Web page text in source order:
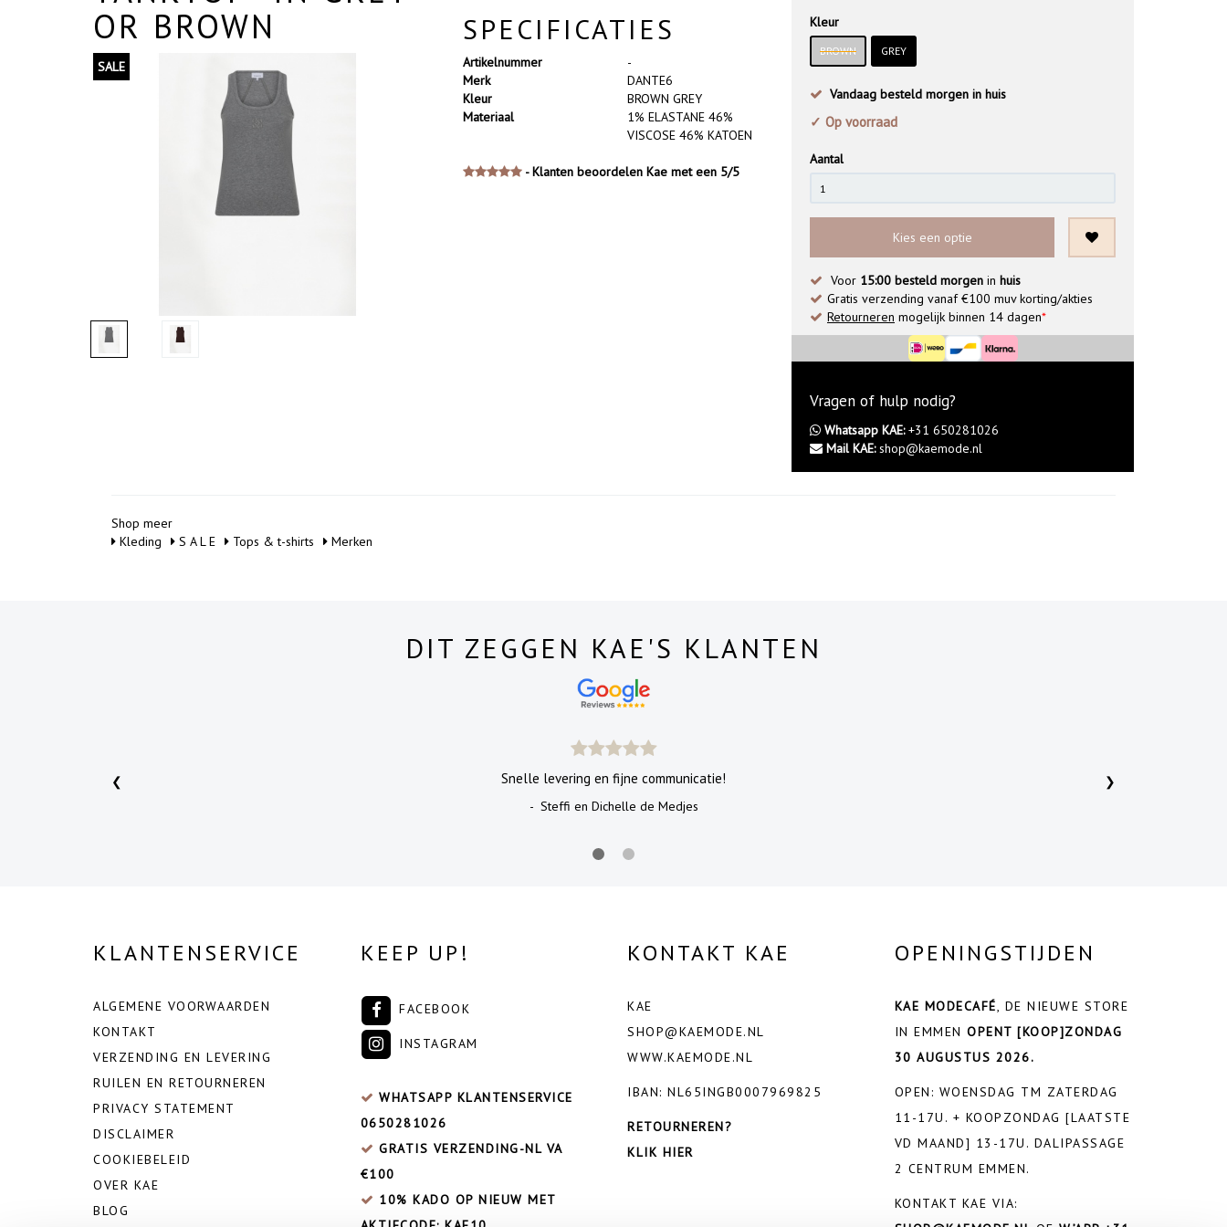
OR BROWN
SALE
SPECIFICATIES
Artikelnummer
-
Merk
DANTE6
Kleur
BROWN GREY
Materiaal
1% ELASTANE 46%
VISCOSE 46% KATOEN
- Klanten beoordelen Kae met een 5/5
Kleur
BROWN GREY
Vandaag besteld morgen in huis
✓ Op voorraad
Aantal
Kies een optie
Voor 15:00 besteld morgen in huis
Gratis verzending vanaf €100 muv korting/akties
Retourneren mogelijk binnen 14 dagen*
Vragen of hulp nodig?
Whatsapp KAE:+31 650281026
Mail KAE:shop@kaemode.nl
Shop meer
Kleding
S A L E Tops & t-shirts Merken
DIT ZEGGEN KAE'S KLANTEN
Snelle levering en fijne communicatie!
- Steffi en Dichelle de Medjes
❮ ❯
KLANTENSERVICE
ALGEMENE VOORWAARDEN
KONTAKT
VERZENDING EN LEVERING
RUILEN EN RETOURNEREN
PRIVACY STATEMENT
DISCLAIMER
COOKIEBELEID
OVER KAE
BLOG
KEEP UP!
FACEBOOK
INSTAGRAM
WHATSAPP KLANTENSERVICE
0650281026
GRATIS VERZENDING-NL VA
€100
10% KADO OP NIEUW MET
KONTAKT KAE
KAE
SHOP@KAEMODE.NL
WWW.KAEMODE.NL
IBAN: NL65INGB0007969825
RETOURNEREN?
KLIK HIER
OPENINGSTIJDEN
KAE MODECAFÉ, DE NIEUWE STORE
IN EMMEN OPENT [KOOP]ZONDAG
30 AUGUSTUS 2026.
OPEN: WOENSDAG TM ZATERDAG
11-17U. + KOOPZONDAG [LAATSTE
VD MAAND] 13-17U. DALIPASSAGE
2 CENTRUM EMMEN.
KONTAKT KAE VIA: